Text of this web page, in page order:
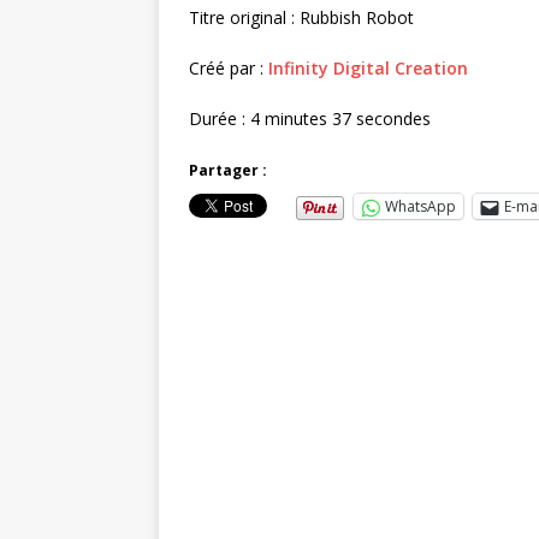
Titre original : Rubbish Robot
Créé par : Infinity Digital Creation
Durée : 4 minutes 37 secondes
Partager :
WhatsApp
E-